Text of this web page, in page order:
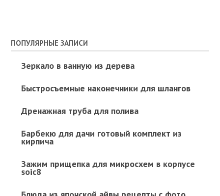
ПОПУЛЯРНЫЕ ЗАПИСИ
Зеркало в ванную из дерева
Быстросъемные наконечники для шлангов
Дренажная труба для полива
Барбекю для дачи готовый комплект из
кирпича
Зажим прищепка для микросхем в корпусе
soic8